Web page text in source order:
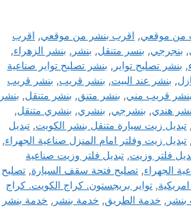
من موقعي, اقرب بنشر من موقعي, اقرب
, بنجرجي, بنسر متنقل, بنشر , بنشر الزهراء,
, بنشر تصليح تواير , بنشر تصليح تواير صناعية
, بنشر عند البيت, بنشر قريب, بنشر قريب
بنشر قريب مني, بنشر متنق, بنشر متنقل, بنشر
هندي, بنشرجي, بنشري, بنشري متنقل,
, تبديل زيت سيارة متنقل بنشر الكويت, تبديل
, تبديل زيت وفلتر امام المنزل صناعية الجهراء,
فلتر وزيت, تبديل فلتر وزيت صناعية
الجهراء, تصليح فتحة سقف السيارة, تصليح
امريكية, تواير بريجستون. كراج الكويت. كراج
, خدمة الطريق, خدمة بنشر , خدمة بنشر